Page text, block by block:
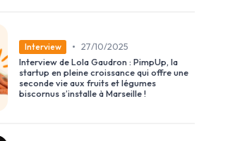
Interview • 27/10/2025
Interview de Lola Gaudron : PimpUp, la
startup en pleine croissance qui offre une
seconde vie aux fruits et légumes
biscornus s’installe à Marseille !